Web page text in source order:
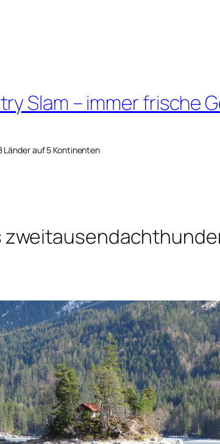
Slam – immer frische
auf 5 Kontinenten